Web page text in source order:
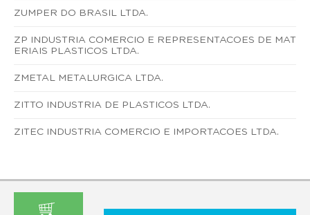
ZUMPER DO BRASIL LTDA.
ZP INDUSTRIA COMERCIO E REPRESENTACOES DE MAT
ERIAIS PLASTICOS LTDA.
ZMETAL METALURGICA LTDA.
ZITTO INDUSTRIA DE PLASTICOS LTDA.
ZITEC INDUSTRIA COMERCIO E IMPORTACOES LTDA.